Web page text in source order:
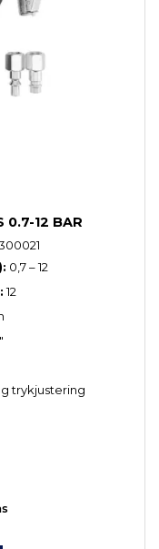
0.7-12 BAR
0,7 – 12
12
trykjustering